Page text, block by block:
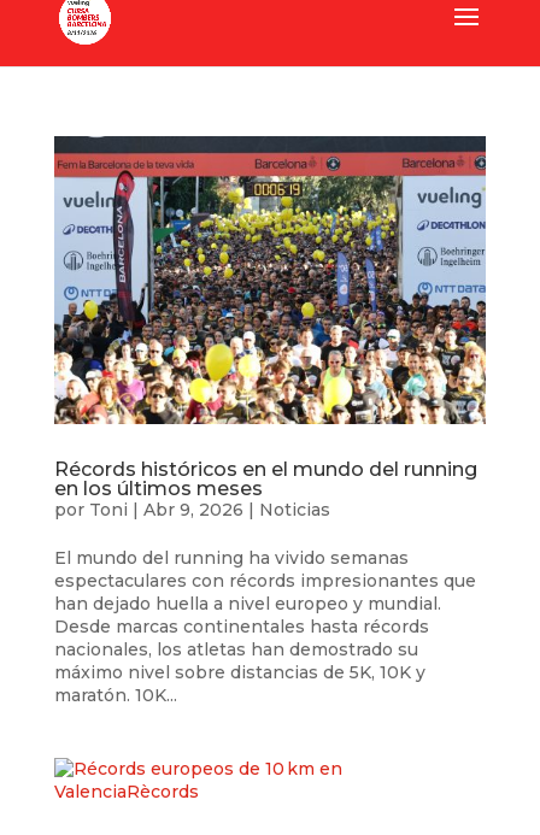
Récords históricos en el mundo del running
en los últimos meses
por Toni | Abr 9, 2026 | Noticias
El mundo del running ha vivido semanas
espectaculares con récords impresionantes que
han dejado huella a nivel europeo y mundial.
Desde marcas continentales hasta récords
nacionales, los atletas han demostrado su
máximo nivel sobre distancias de 5K, 10K y
maratón. 10K...